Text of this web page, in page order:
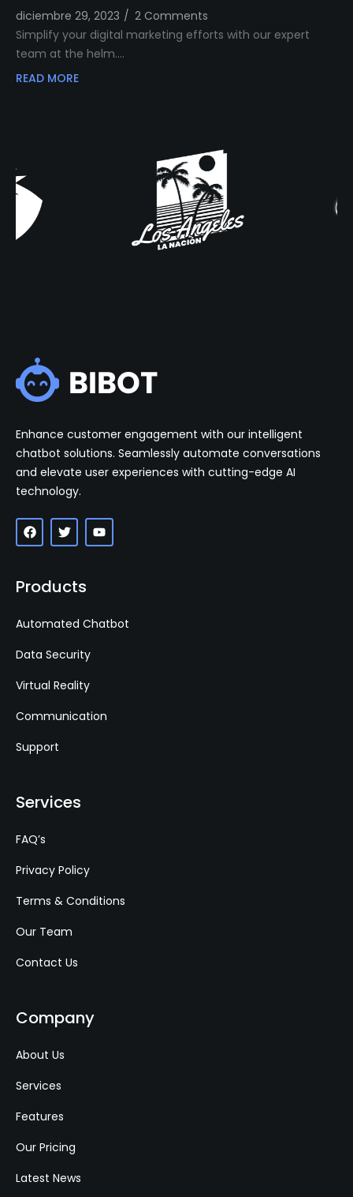
diciembre 29, 2023 / 2 Comments
Simplify your digital marketing efforts with our expert
team at the helm.…
READ MORE
Enhance customer engagement with our intelligent
chatbot solutions. Seamlessly automate conversations
and elevate user experiences with cutting-edge AI
technology.
Products
Automated Chatbot
Data Security
Virtual Reality
Communication
Support
Services
FAQ’s
Privacy Policy
Terms & Conditions
Our Team
Contact Us
Company
About Us
Services
Features
Our Pricing
Latest News